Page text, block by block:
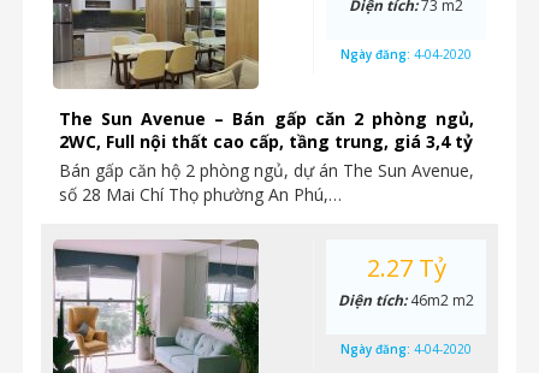
The Sun Avenue – Bán gấp căn 2 phòng ngủ,
2WC, Full nội thất cao cấp, tầng trung, giá 3,4 tỷ
Bán gấp căn hộ 2 phòng ngủ, dự án The Sun Avenue,
số 28 Mai Chí Thọ phường An Phú,…
Diện tích:73 m2
Ngày đăng: 4-04-2020
2.27 Tỷ
Diện tích:46m2 m2
Ngày đăng: 4-04-2020